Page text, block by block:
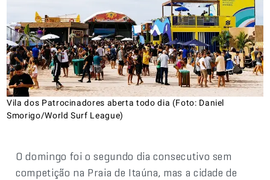
Vila dos Patrocinadores aberta todo dia (Foto: Daniel
Smorigo/World Surf League)
O domingo foi o segundo dia consecutivo sem
competição na Praia de Itaúna, mas a cidade de